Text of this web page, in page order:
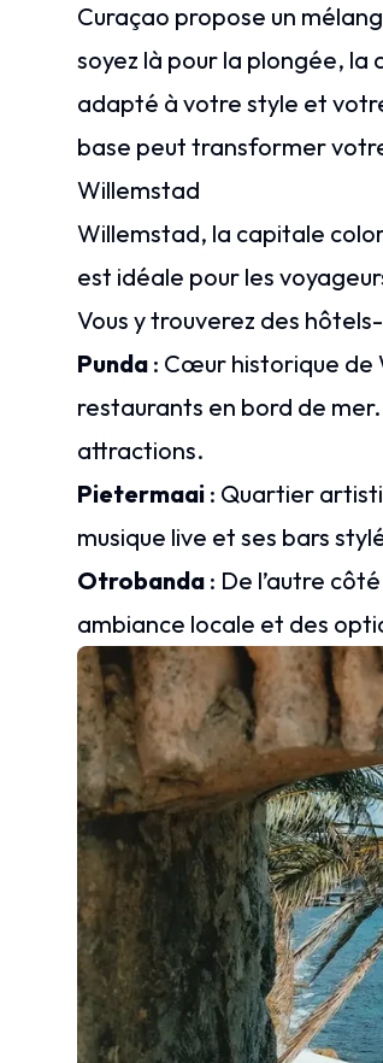
Curaçao propose un
soyez là pour la plongée, la
adapté à votre style et
base peut transformer
Willemstad
Willemstad, la capitale
est idéale pour les
Vous y trouverez des
Punda : Cœur historique de
restaurants en bord de
attractions.
Pietermaai : Quartier
musique live et ses bars
Otrobanda : De l’autre
ambiance locale et des